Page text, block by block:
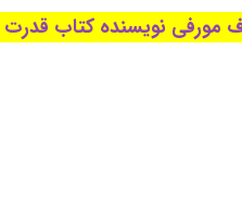
مورفی نویسنده کتاب قدرت